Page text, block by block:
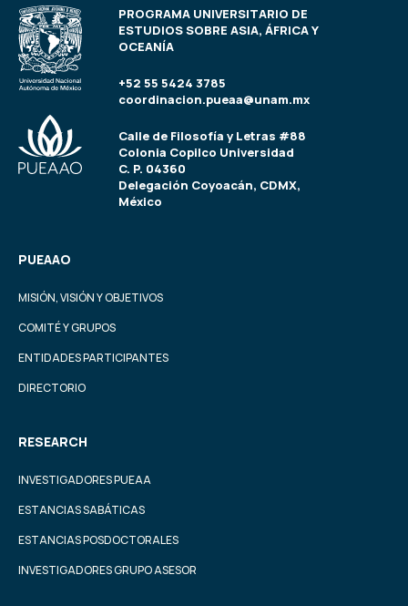
PROGRAMA UNIVERSITARIO DE
ESTUDIOS SOBRE ASIA, ÁFRICA Y
OCEANÍA
+52 55 5424 3785
coordinacion.pueaa@unam.mx
Calle de Filosofía y Letras #88
Colonia Copilco Universidad
C. P. 04360
Delegación Coyoacán, CDMX,
México
PUEAAO
MISIÓN, VISIÓN Y OBJETIVOS
COMITÉ Y GRUPOS
ENTIDADES PARTICIPANTES
DIRECTORIO
RESEARCH
INVESTIGADORES PUEAA
ESTANCIAS SABÁTICAS
ESTANCIAS POSDOCTORALES
INVESTIGADORES GRUPO ASESOR